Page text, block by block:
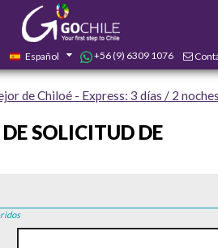
Español +56 (9) 6309 1076
0
de Chiloé - Express: 3 días / 2
SOLICITUD DE